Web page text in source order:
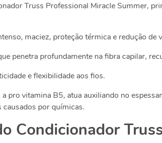
Truss Professional Miracle Summer,
maciez, proteção térmica e redução de
penetra profundamente na fibra capilar,
e flexibilidade aos fios.
a pro vitamina B5, atua auxiliando no
causados por químicas.
Condicionador